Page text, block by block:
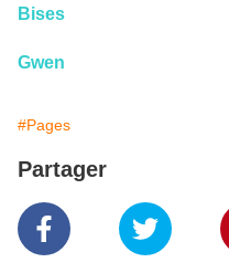
Bises
Gwen
#Pages
Partager